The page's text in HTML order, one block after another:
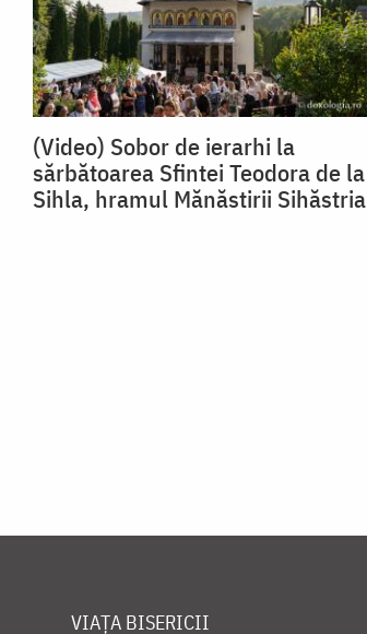
(Video) Sobor de ierarhi la
sărbătoarea Sfintei Teodora de la
Sihla, hramul Mănăstirii Sihăstria
VIAȚA BISERICII